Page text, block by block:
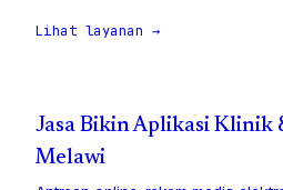
Lihat layanan →
Jasa Bikin Aplikasi Klinik
Melawi